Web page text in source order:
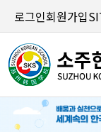
로그인회원가입